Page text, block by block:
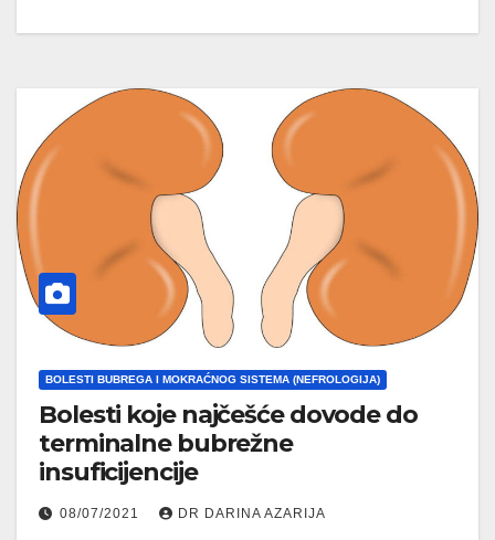
BOLESTI BUBREGA I MOKRAĆNOG SISTEMA (NEFROLOGIJA)
Bolesti koje najčešće dovode do
terminalne bubrežne
insuficijencije
08/07/2021 DR DARINA AZARIJA